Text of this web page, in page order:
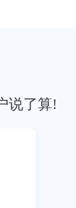
说了算!